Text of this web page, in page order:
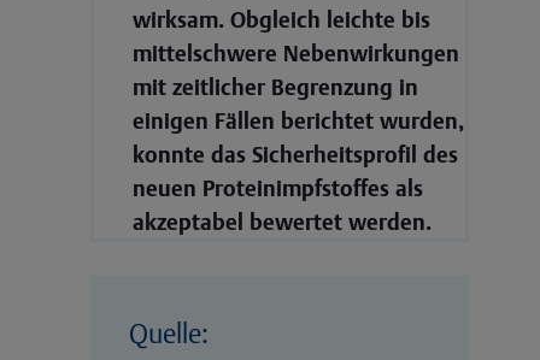
wirksam. Obgleich leichte bis
mittelschwere Nebenwirkungen
mit zeitlicher Begrenzung in
einigen Fällen berichtet wurden,
konnte das Sicherheitsprofil des
neuen Proteinimpfstoffes als
akzeptabel bewertet werden.
Quelle: